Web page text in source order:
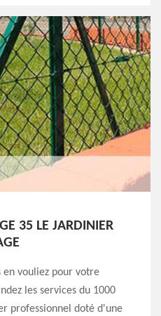
35 LE JARDINIER
en vouliez pour votre
les services du 1000
professionnel doté d'une